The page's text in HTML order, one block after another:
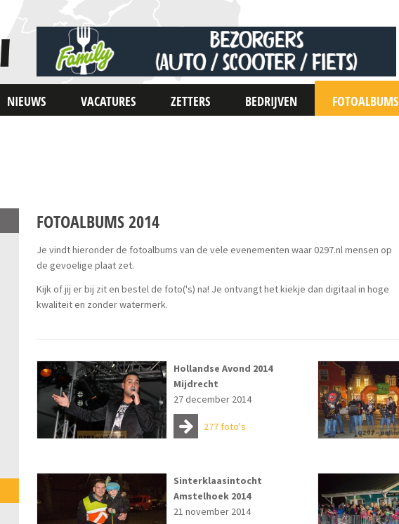
NIEUWS VACATURES ZETTERS BEDRIJVEN FOTOALBUMS
FOTOALBUMS 2014
Je vindt hieronder de fotoalbums van de vele evenementen waar 0297.nl mensen op
de gevoelige plaat zet.
Kijk of jij er bij zit en bestel de foto('s) na! Je ontvangt het kiekje dan digitaal in hoge
kwaliteit en zonder watermerk.
Hollandse Avond 2014
Mijdrecht
27 december 2014
277 foto's
Sinterklaasintocht
Amstelhoek 2014
21 november 2014